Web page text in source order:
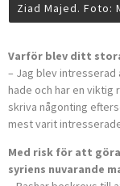
Ziad Majed. Foto:
Varför blev ditt
– Jag blev intresserad
hade och har en viktig
skriva någonting
mest varit
Med risk för att
syriens nuvarande